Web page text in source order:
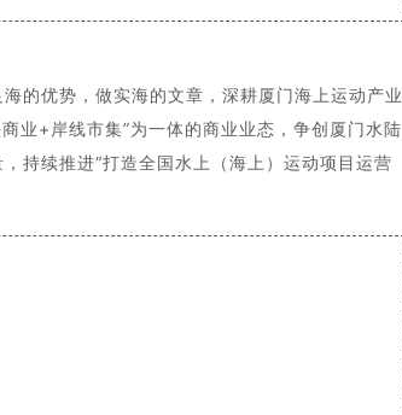
的优势，做实海的文章，深耕厦门海上运动产业
业+岸线市集”为一体的商业业态，争创厦门水陆
持续推进“打造全国水上（海上）运动项目运营